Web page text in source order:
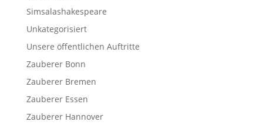
Simsalashakespeare
Unkategorisiert
Unsere öffentlichen Auftritte
Zauberer Bonn
Zauberer Bremen
Zauberer Essen
Zauberer Hannover